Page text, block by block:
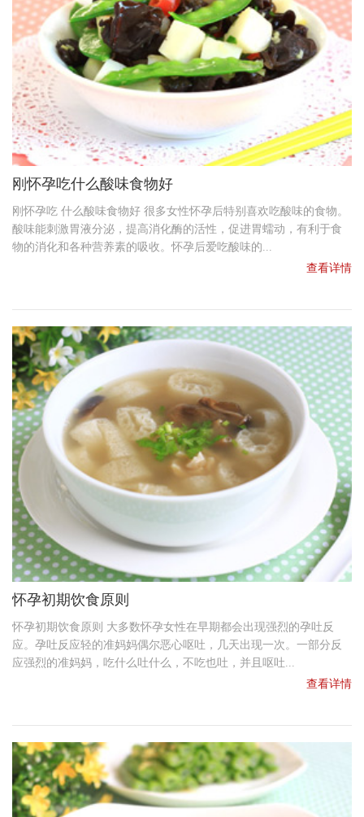
刚怀孕吃什么酸味食物好
刚怀孕吃 什么酸味食物好 很多女性怀孕后特别喜欢吃酸味的食物。
酸味能刺激胃液分泌，提高消化酶的活性，促进胃蠕动，有利于食
物的消化和各种营养素的吸收。怀孕后爱吃酸味的...
查看详情
怀孕初期饮食原则
怀孕初期饮食原则 大多数怀孕女性在早期都会出现强烈的孕吐反
应。孕吐反应轻的准妈妈偶尔恶心呕吐，几天出现一次。一部分反
应强烈的准妈妈，吃什么吐什么，不吃也吐，并且呕吐...
查看详情